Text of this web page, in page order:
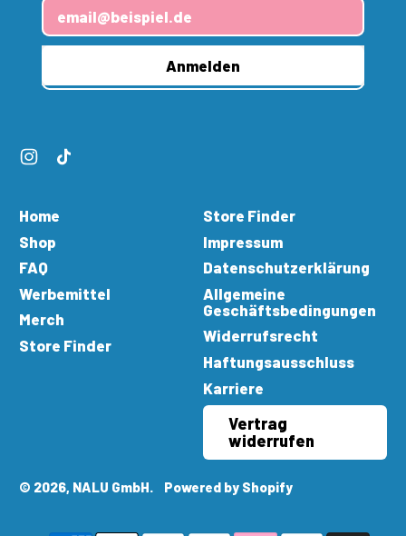
E-Mail-Adresse
Anmelden
Instagram
Home
Shop
FAQ
Werbemittel
Merch
Store Finder
Store Finder
Impressum
Datenschutzerklärung
Allgemeine
Geschäftsbedingungen
Widerrufsrecht
Haftungsausschluss
Karriere
Vertrag
widerrufen
© 2026, NALU GmbH. Powered by Shopify